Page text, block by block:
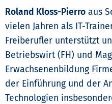
Roland Kloss-Pierro aus
vielen Jahren als IT-
Freiberufler unterstützt
Betriebswirt (FH) und
Erwachsenenbildung
der Einführung und der
Technologien